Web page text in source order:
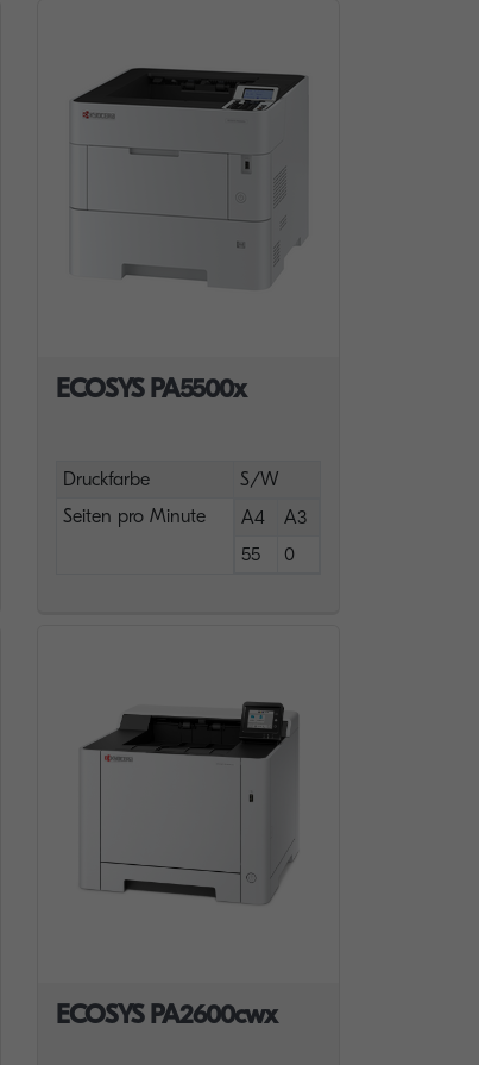
ECOSYS PA5500x
Druckfarbe
S/W
Seiten pro Minute
A4
A3
55
0
ECOSYS PA2600cwx